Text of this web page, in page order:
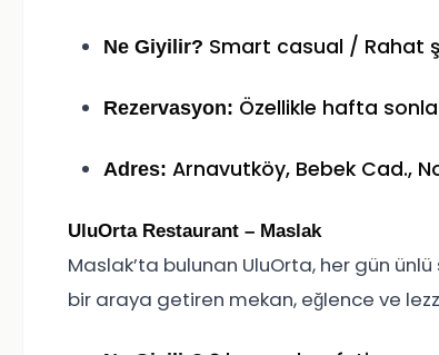
Ne Giyilir? Smart casual / Rahat
Rezervasyon: Özellikle hafta
Adres: Arnavutköy, Bebek Cad.,
UluOrta Restaurant – Maslak
Maslak’ta bulunan UluOrta, her gün ünlü
bir araya getiren mekan, eğlence ve